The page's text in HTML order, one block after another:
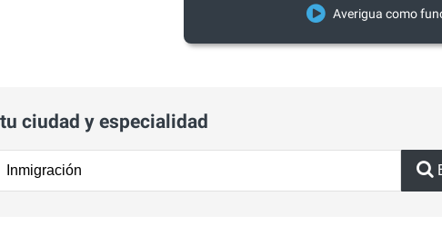
Averigua como
ciudad y especialidad